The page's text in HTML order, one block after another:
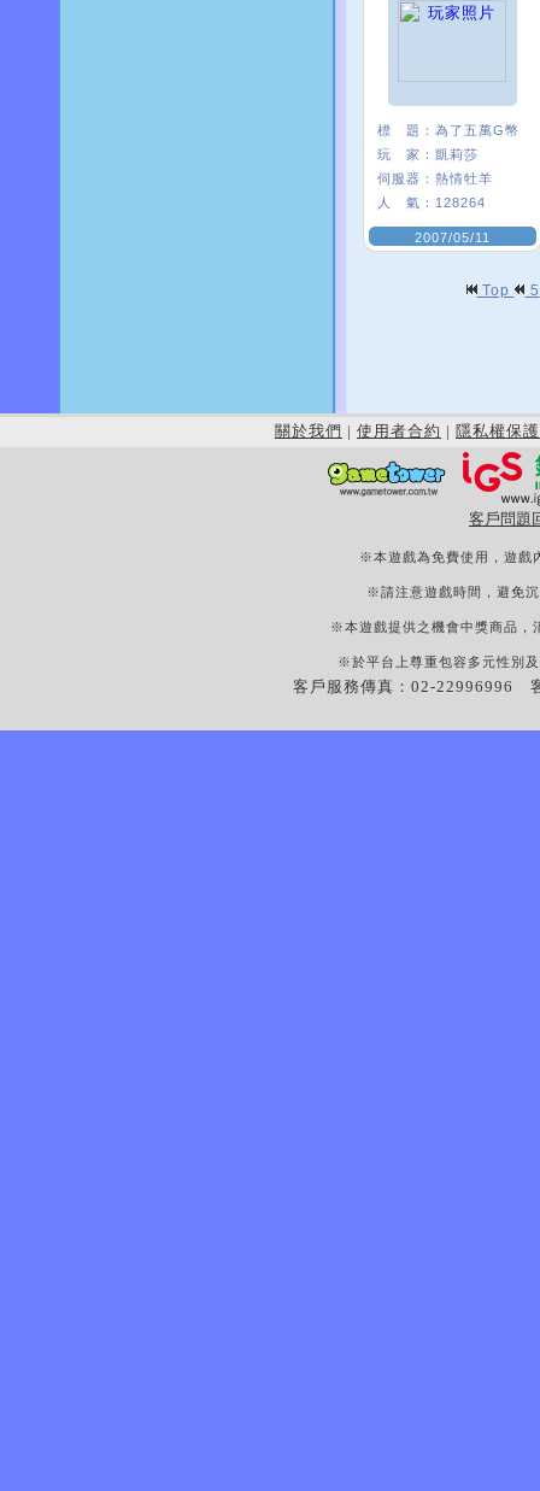
標 題： 為了五萬G幣
玩 家： 凱莉莎
伺服器： 熱情牡羊
人 氣： 128264
2007/05/11
Top 5
關於我們 | 使用者合約 | 隱私權保護
客戶問題
※本遊戲為免費使用，遊戲
※請注意遊戲時間，避免
※本遊戲提供之機會中獎商品，
※於平台上尊重包容多元性別
客戶服務傳真：02-22996996